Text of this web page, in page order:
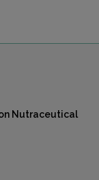
Nutraceutical